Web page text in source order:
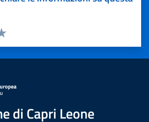
5 stelle su 5
4 stelle su 5
su 5
su 5
5
di Capri Leone